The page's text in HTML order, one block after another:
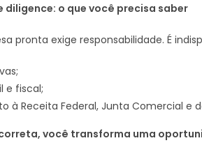
diligence: o que você precisa saber
pronta exige responsabilidade. É
e fiscal;
à Receita Federal, Junta Comercial e
você transforma uma